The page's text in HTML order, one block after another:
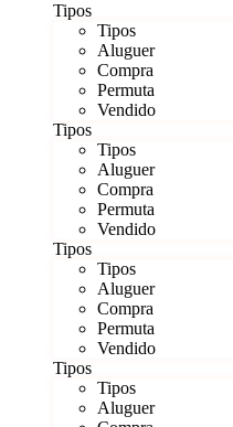
Tipos
Tipos
Aluguer
Compra
Permuta
Vendido
Tipos
Tipos
Aluguer
Compra
Permuta
Vendido
Tipos
Tipos
Aluguer
Compra
Permuta
Vendido
Tipos
Tipos
Aluguer